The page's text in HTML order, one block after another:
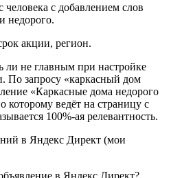
с добавлением слов
недорого.
акции, регион.
ли не главным при настройке
По запросу «каркасный дом
«Каркасные дома недорого
которому ведёт на страницу с
100%-ая релевантность.
в Яндекс Директ (мои